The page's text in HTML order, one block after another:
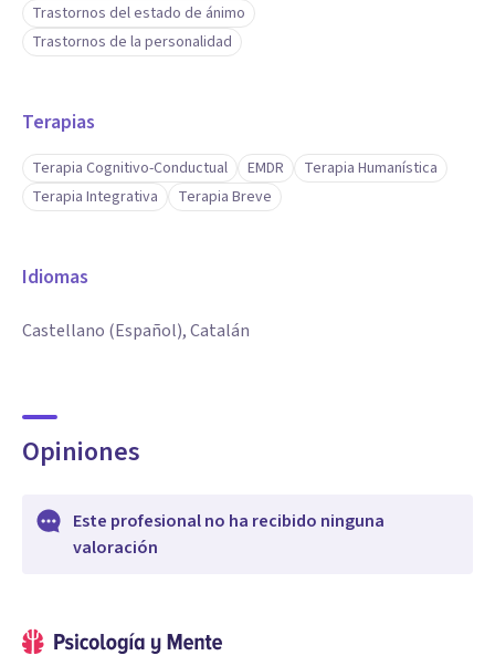
Trastornos del estado de ánimo
Trastornos de la personalidad
Terapias
Terapia Cognitivo-Conductual EMDR
Terapia Humanística
Terapia Integrativa
Terapia Breve
Idiomas
Castellano (Español), Catalán
Opiniones
Este profesional no ha recibido ninguna
valoración